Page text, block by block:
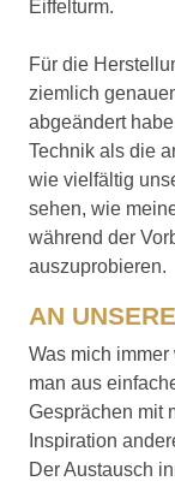
Eiffelturm.
Für die
ziemlich
abgeändert
Technik als die
wie vielfältig
sehen, wie
während der
auszuprobieren.
AN
Was mich
man aus
Gesprächen mit
Inspiration
Der Austausch